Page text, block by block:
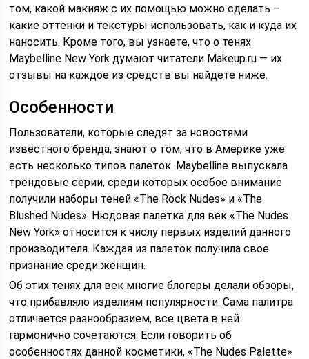
том, какой макияж с их помощью можно сделать –
какие оттенки и текстуры использовать, как и куда их
наносить. Кроме того, вы узнаете, что о тенях
Maybelline New York думают читатели Makeup.ru — их
отзывы на каждое из средств вы найдете ниже.
Особенности
Пользователи, которые следят за новостями
известного бренда, знают о том, что в Америке уже
есть несколько типов палеток. Maybelline выпускала
трендовые серии, среди которых особое внимание
получили наборы теней «The Rock Nudes» и «The
Blushed Nudes». Нюдовая палетка для век «The Nudes
New York» относится к числу первых изделий данного
производителя. Каждая из палеток получила свое
признание среди женщин.
Об этих тенях для век многие блогеры делали обзоры,
что прибавляло изделиям популярности. Сама палитра
отличается разнообразием, все цвета в ней
гармонично сочетаются. Если говорить об
особенностях данной косметики, «The Nudes Palette»